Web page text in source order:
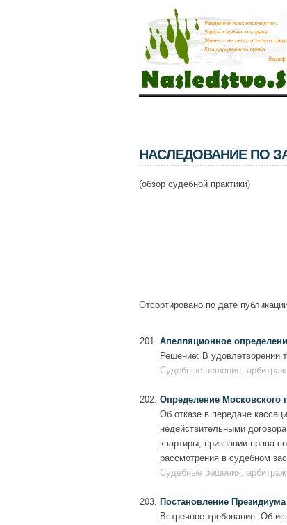
НАСЛЕДОВАНИЕ ПО
(обзор судебной практики)
Отсортировано по дате
Апелляционное
Решение: В удовлетворении
Судебные решения,
Определение Московского
Об отказе в передаче
недействительными
квартиры, признании права
рассмотрения в судебном
Судебные решения,
Постановление Президиума
Встречное требование: Об